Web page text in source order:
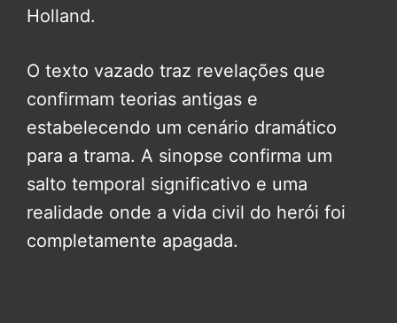
Holland.
O texto vazado traz revelações que
confirmam teorias antigas e
estabelecendo um cenário dramático
para a trama. A sinopse confirma um
salto temporal significativo e uma
realidade onde a vida civil do herói foi
completamente apagada.